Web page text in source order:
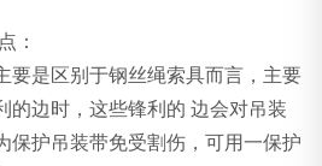
：
要是区别于钢丝绳索具而言，主要
的边时，这些锋利的 边会对吊装
保护吊装带免受割伤，可用一保护